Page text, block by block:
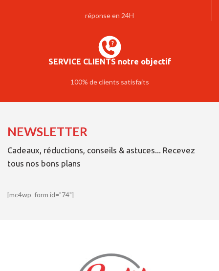
réponse en 24H
SERVICE CLIENTS notre objectif
100% de clients satisfaits
NEWSLETTER
Cadeaux, réductions, conseils & astuces... Recevez
tous nos bons plans
[mc4wp_form id="74"]